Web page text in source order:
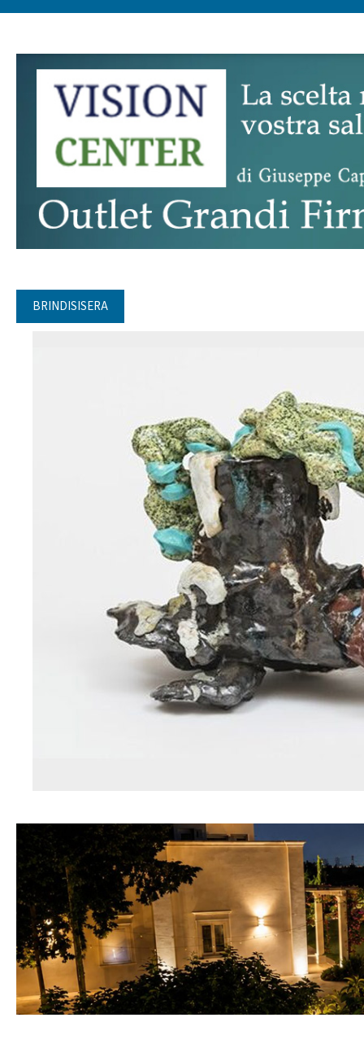
BRINDISISERA